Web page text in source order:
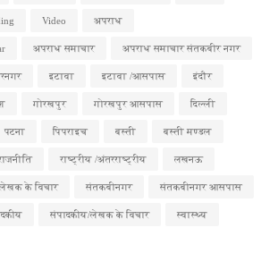
Video अपराध
अपराध समाचार अपराध समाचार संतकबीर नगर
इटावा इटावा /आसपास इंदौर
गोरखपुर गोरखपुर आसपास दिल्ली
पटना पिपराइच बस्ती बस्ती मण्डल
राष्ट्रीय /अंतरराष्ट्रीय लखनऊ
लेखक के विचार संतकबीनगर संतकबीनगर आसपास
संपादकीय/लेखक के विचार स्वास्थ्य